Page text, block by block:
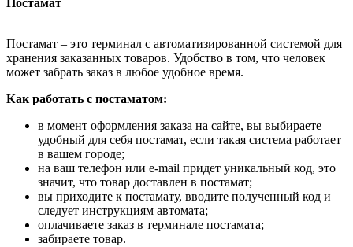
Постамат
Постамат – это терминал с автоматизированной системой для
хранения заказанных товаров. Удобство в том, что человек
может забрать заказ в любое удобное время.
Как работать с постаматом:
в момент оформления заказа на сайте, вы выбираете
удобный для себя постамат, если такая система работает
в вашем городе;
на ваш телефон или e-mail придет уникальный код, это
значит, что товар доставлен в постамат;
вы приходите к постамату, вводите полученный код и
следует инструкциям автомата;
оплачиваете заказ в терминале постамата;
забираете товар.